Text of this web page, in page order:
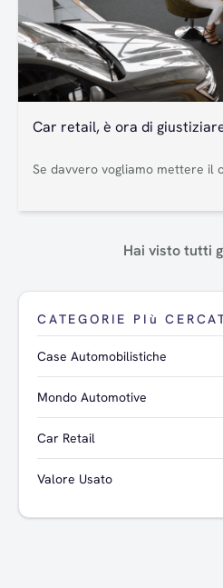
Car retail, è ora di
Se davvero vogliamo mettere il
scopriremo una verità
Hai visto tutti
CATEGORIE PIù
Case Automobilistiche
Mondo Automotive
Car Retail
Valore Usato